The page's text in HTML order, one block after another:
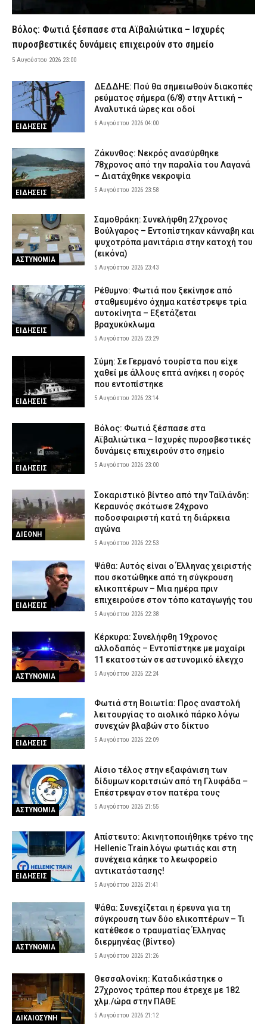
Κέρκυρα: Χειροπέδες σε δύο ανήλικους που έκλεβαν ρούχα από
καταστήματα
Εποχικοί Πυροσβέστες προς Τουρνά: «Γιατί ανακλήθηκαν οι
άδειες;»
ΣΩΜΑΤΑ ΑΣΦΑΛΕΙΑΣ 5 Αυγούστου 2026 17:53
Οινόη – Χαλκίδα: Διακοπή σιδηροδρομικής γραμμής λόγω
φωτιάς – Τι ανακοίνωσε η Hellenic Train
ΕΙΔΗΣΕΙΣ 5 Αυγούστου 2026 17:42
Εκτεταμένες επιχειρήσεις της ΕΛ.ΑΣ. οδήγησαν σε 23
συλλήψεις στη Στερεά Ελλάδα
Σοκαριστικό βίντεο: Η στιγμή που η φωτιά εισβάλλει στο Πόρτο
Γερμενό και κατακαίει τα πάντα
ΕΙΔΗΣΕΙΣ 5 Αυγούστου 2026 17:18
Αττική, Βοιωτία και Εύβοια
ΕΙΔΗΣΕΙΣ 5 Αυγούστου 2026 17:07
Μπορεί ένα αυτοκίνητο να ξεπεράσει τα 300.000 χιλιόμετρα; –
Τι καθορίζει πραγματικά τη διάρκεια ζωής του
Βόλος: Φωτιά ξέσπασε στα Αϊβαλιώτικα – Ισχυρές
πυροσβεστικές δυνάμεις επιχειρούν στο σημείο
5 Αυγούστου 2026 23:00
ΕΙΔΗΣΕΙΣ
ΔΕΔΔΗΕ: Πού θα σημειωθούν διακοπές
ρεύματος σήμερα (6/8) στην Αττική –
Αναλυτικά ώρες και οδοί
6 Αυγούστου 2026 04:00
ΕΙΔΗΣΕΙΣ
Ζάκυνθος: Νεκρός ανασύρθηκε
78χρονος από την παραλία του Λαγανά
– Διατάχθηκε νεκροψία
5 Αυγούστου 2026 23:58
ΑΣΤΥΝΟΜΙΑ
Σαμοθράκη: Συνελήφθη 27χρονος
Βούλγαρος – Εντοπίστηκαν κάνναβη και
ψυχοτρόπα μανιτάρια στην κατοχή του
(εικόνα)
5 Αυγούστου 2026 23:43
ΕΙΔΗΣΕΙΣ
Ρέθυμνο: Φωτιά που ξεκίνησε από
σταθμευμένο όχημα κατέστρεψε τρία
αυτοκίνητα – Εξετάζεται
βραχυκύκλωμα
5 Αυγούστου 2026 23:29
ΕΙΔΗΣΕΙΣ
Σύμη: Σε Γερμανό τουρίστα που είχε
χαθεί με άλλους επτά ανήκει η σορός
που εντοπίστηκε
5 Αυγούστου 2026 23:14
ΕΙΔΗΣΕΙΣ
Βόλος: Φωτιά ξέσπασε στα
Αϊβαλιώτικα – Ισχυρές πυροσβεστικές
δυνάμεις επιχειρούν στο σημείο
5 Αυγούστου 2026 23:00
ΔΙΕΘΝΗ
Σοκαριστικό βίντεο από την Ταϊλάνδη:
Κεραυνός σκότωσε 24χρονο
ποδοσφαιριστή κατά τη διάρκεια
αγώνα
5 Αυγούστου 2026 22:53
ΕΙΔΗΣΕΙΣ
Ψάθα: Αυτός είναι ο Έλληνας χειριστής
που σκοτώθηκε από τη σύγκρουση
ελικοπτέρων – Μια ημέρα πριν
επιχειρούσε στον τόπο καταγωγής του
5 Αυγούστου 2026 22:38
ΑΣΤΥΝΟΜΙΑ
Κέρκυρα: Συνελήφθη 19χρονος
αλλοδαπός – Εντοπίστηκε με μαχαίρι
11 εκατοστών σε αστυνομικό έλεγχο
5 Αυγούστου 2026 22:24
ΕΙΔΗΣΕΙΣ
Φωτιά στη Βοιωτία: Προς αναστολή
λειτουργίας το αιολικό πάρκο λόγω
συνεχών βλαβών στο δίκτυο
5 Αυγούστου 2026 22:09
ΑΣΤΥΝΟΜΙΑ
Αίσιο τέλος στην εξαφάνιση των
δίδυμων κοριτσιών από τη Γλυφάδα –
Επέστρεψαν στον πατέρα τους
5 Αυγούστου 2026 21:55
ΕΙΔΗΣΕΙΣ
Απίστευτο: Ακινητοποιήθηκε τρένο της
Hellenic Train λόγω φωτιάς και στη
συνέχεια κάηκε το λεωφορείο
αντικατάστασης!
5 Αυγούστου 2026 21:41
ΑΣΤΥΝΟΜΙΑ
Ψάθα: Συνεχίζεται η έρευνα για τη
σύγκρουση των δύο ελικοπτέρων – Τι
κατέθεσε ο τραυματίας Έλληνας
διερμηνέας (βίντεο)
5 Αυγούστου 2026 21:26
ΔΙΚΑΙΟΣΥΝΗ
Θεσσαλονίκη: Καταδικάστηκε ο
27χρονος τράπερ που έτρεχε με 182
χλμ./ώρα στην ΠΑΘΕ
5 Αυγούστου 2026 21:12